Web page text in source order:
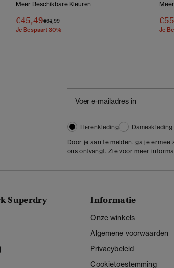
Meer Beschikbare Kleuren
€45,49Prijs Verlaagd Van
€64,99Naar
Je Bespaart 30%
Je
Herenkleding
Dameskleding
Door je aan te melden, ga je
ons ontvangt. Zie voor meer
Superdry Informatie
Onze winkels
Algemene voorwaarden
Privacybeleid
Cookietoestemming